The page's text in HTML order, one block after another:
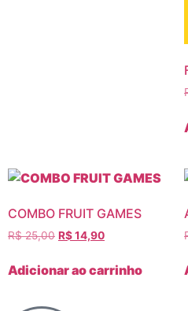
COMBO FRUIT GAMES
R$25,00 R$14,90
Adicionar ao carrinho